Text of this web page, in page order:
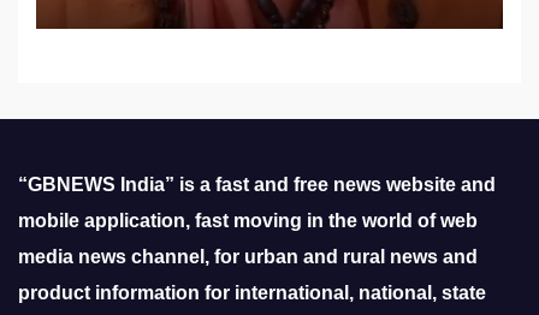
“GBNEWS India” is a fast and free news website and
mobile application, fast moving in the world of web
media news channel, for urban and rural news and
product information for international, national, state